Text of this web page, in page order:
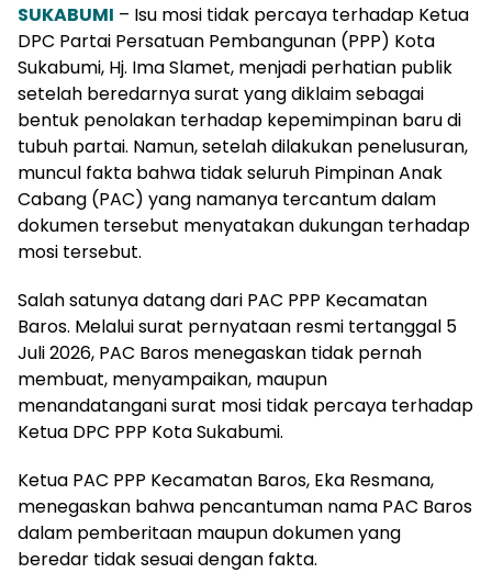
SUKABUMI – Isu mosi tidak percaya terhadap Ketua
DPC Partai Persatuan Pembangunan (PPP) Kota
Sukabumi, Hj. Ima Slamet, menjadi perhatian publik
setelah beredarnya surat yang diklaim sebagai
bentuk penolakan terhadap kepemimpinan baru di
tubuh partai. Namun, setelah dilakukan penelusuran,
muncul fakta bahwa tidak seluruh Pimpinan Anak
Cabang (PAC) yang namanya tercantum dalam
dokumen tersebut menyatakan dukungan terhadap
mosi tersebut.
Salah satunya datang dari PAC PPP Kecamatan
Baros. Melalui surat pernyataan resmi tertanggal 5
Juli 2026, PAC Baros menegaskan tidak pernah
membuat, menyampaikan, maupun
menandatangani surat mosi tidak percaya terhadap
Ketua DPC PPP Kota Sukabumi.
Ketua PAC PPP Kecamatan Baros, Eka Resmana,
menegaskan bahwa pencantuman nama PAC Baros
dalam pemberitaan maupun dokumen yang
beredar tidak sesuai dengan fakta.